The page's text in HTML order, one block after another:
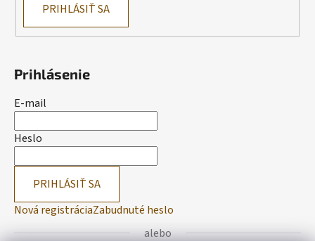
PRIHLÁSIŤ SA
Prihlásenie
E-mail
Heslo
PRIHLÁSIŤ SA
Nová registráciaZabudnuté heslo
alebo